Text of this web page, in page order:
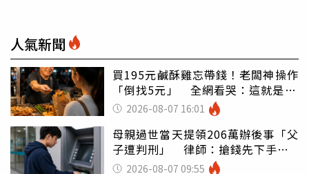
人氣新聞
買195元鹹酥雞忘帶錢！老闆神操作
「倒找5元」 全網看哭：這就是台
灣 2026-08-07 16:01
母親過世當天提領206萬辦後事「父
子遭判刑」 律師：搶錢先下手是
罪 2026-08-07 09:55